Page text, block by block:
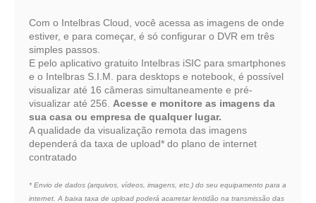
Com o Intelbras Cloud, você acessa as imagens de onde
estiver, e para começar, é só configurar o DVR em três
simples passos.
E pelo aplicativo gratuito Intelbras iSIC para smartphones
e o Intelbras S.I.M. para desktops e notebook, é possível
visualizar até 16 câmeras simultaneamente e pré-
visualizar até 256. Acesse e monitore as imagens da
sua casa ou empresa de qualquer lugar.
A qualidade da visualização remota das imagens
dependerá da taxa de upload* do plano de internet
contratado
* Envio de dados (arquivos, vídeos, imagens, etc.) do seu equipamento para a
internet. A baixa taxa de upload poderá acarretar lentidão na transmissão das